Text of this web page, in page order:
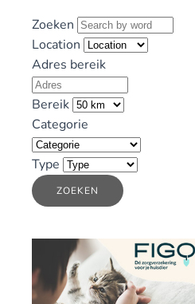
Zoeken
Location
Adres bereik
Bereik
Categorie
Type
ZOEKEN